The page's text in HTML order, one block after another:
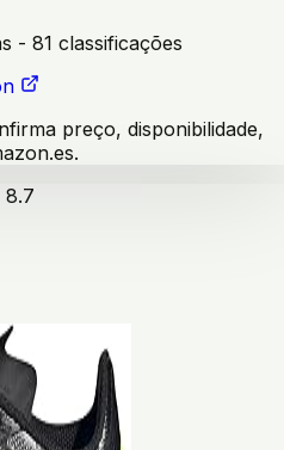
- 81 classificações
preço, disponibilidade,
8.7